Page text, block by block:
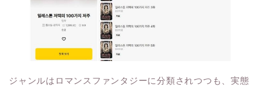
ジャンルはロマンスファンタジーに分類されつつも、実態